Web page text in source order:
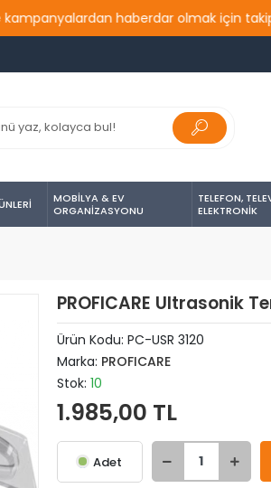
haberdar olmak için takip etmeyi
MOBİLYA & EV
ORGANİZASYONU
TELEFON,
ELEKTRONİK
PROFICARE Ultrasonik
Ürün Kodu: PC-USR 3120
Marka: PROFICARE
Stok: 10
1.985,00 TL
Adet